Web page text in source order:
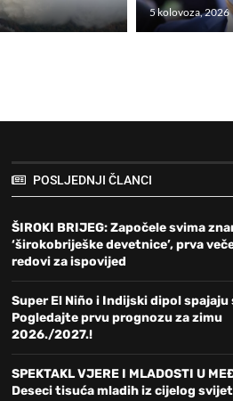
5 kolovoza, 2026
POSLJEDNJI ČLANCI
ŠIROKI BRIJEG: Započele svima
‘širokobriješke devetnice’, prva
redovi za ispovijed
Super El Niño i Indijski dipol spajaju
Pogledajte prvu prognozu za zimu
2026./2027.!
SPEKTAKL VJERE I MLADOSTI U
Deseci tisuća mladih iz cijelog